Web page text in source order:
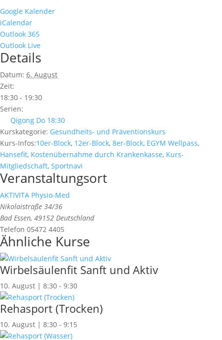
Google Kalender
iCalendar
Outlook 365
Outlook Live
Details
Datum: 6. August
Zeit:
18:30 - 19:30
Serien:
Qigong Do 18:30
Kurskategorie: Gesundheits- und Präventionskurs
Kurs-Infos:10er-Block, 12er-Block, 8er-Block, EGYM Wellpass,
Hansefit, Kostenübernahme durch Krankenkasse, Kurs-
Mitgliedschaft, Sportnavi
Veranstaltungsort
AKTIVITA Physio-Med
Nikolaistraße 34/36
Bad Essen, 49152 Deutschland
Telefon 05472 4405
Ähnliche Kurse
Wirbelsäulenfit Sanft und Aktiv
10. August | 8:30 - 9:30
Rehasport (Trocken)
10. August | 8:30 - 9:15